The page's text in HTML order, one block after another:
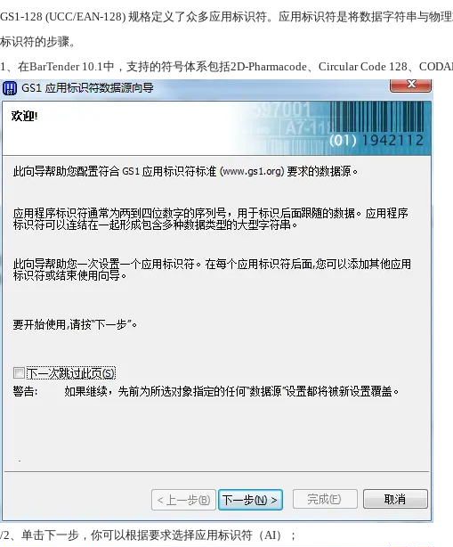
GS1-128 (UCC/EAN-128) 规格定义了众多应用标识符。应用标识符是将数据字符串与
标识符的步骤。
1、在BarTender 10.1中，支持的符号体系包括2D-Pharmacode、Circular Code 128、
/2、单击下一步，你可以根据要求选择应用标识符（AI）；